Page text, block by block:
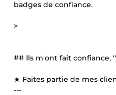
badges de confiance.
>
## Ils m'ont fait confiance,
★ Faites partie de mes
---